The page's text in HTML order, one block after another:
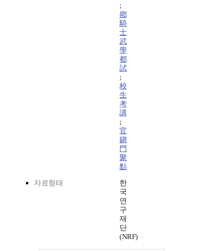
;
鄕
騎
士
武
學
都
試
;
校
生
考
講
;
官
鎭
門
聚
點
자료형태
한
국
연
구
재
단
(NRF)